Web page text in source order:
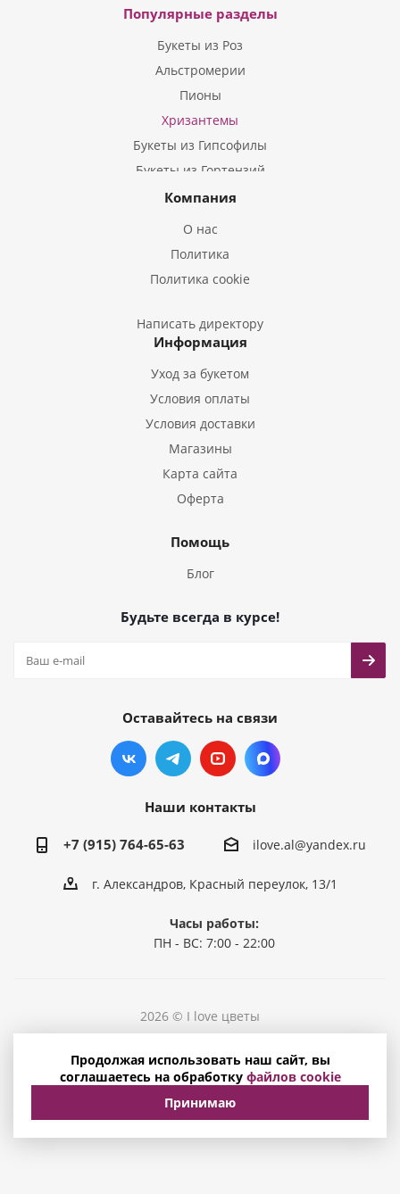
Популярные разделы
Букеты из Роз
Альстромерии
Пионы
Хризантемы
Букеты из Гипсофилы
Букеты из Гортензий
Букеты из Ирисов
Букеты из Эустом
Букеты из Гладиолусов
Букеты из Тюльпанов
Компания
О нас
Политика
Политика cookie
Написать директору
Информация
Уход за букетом
Условия оплаты
Условия доставки
Магазины
Карта сайта
Оферта
Помощь
Блог
Будьте всегда в курсе!
Оставайтесь на связи
Наши контакты
+7 (915) 764-65-63 ilove.al@yandex.ru
г. Александров, Красный переулок, 13/1
Часы работы:
ПН - ВС: 7:00 - 22:00
2026 © I love цветы
Политика конфиденциальности
Соглашение на обработку персональных данных
Продолжая использовать наш сайт, вы
соглашаетесь на обработку файлов cookie
Принимаю